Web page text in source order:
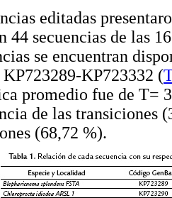
editadas
44 secuencias de las
se encuentran
KP723289-KP723332 (
promedio fue de T=
de las transiciones
(68,72 %).